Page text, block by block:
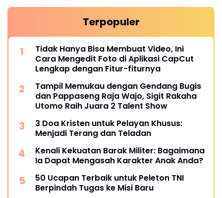
Terpopuler
Tidak Hanya Bisa Membuat Video, Ini
Cara Mengedit Foto di Aplikasi CapCut
Lengkap dengan Fitur-fiturnya
Tampil Memukau dengan Gendang Bugis
dan Pappaseng Raja Wajo, Sigit Rakaha
Utomo Raih Juara 2 Talent Show
3 Doa Kristen untuk Pelayan Khusus:
Menjadi Terang dan Teladan
Kenali Kekuatan Barak Militer: Bagaimana
Ia Dapat Mengasah Karakter Anak Anda?
50 Ucapan Terbaik untuk Peleton TNI
Berpindah Tugas ke Misi Baru